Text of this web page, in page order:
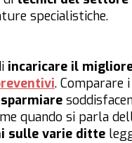
specialistiche.
incaricare il
. Comparare
quando si parla
sulle varie ditte